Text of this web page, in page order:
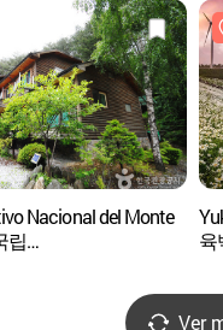
Nacional del Monte
립
육
Ver